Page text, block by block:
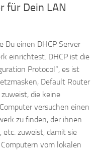
für Dein LAN
Du einen DHCP Server
einrichtest. DHCP ist die
Protocol“, es ist
Default Router
die keine
versuchen einen
zu finden, der ihnen
etc. zuweist, damit sie
vom lokalen